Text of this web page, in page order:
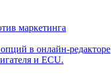
маркетинга
в онлайн-редакторе
и ECU.